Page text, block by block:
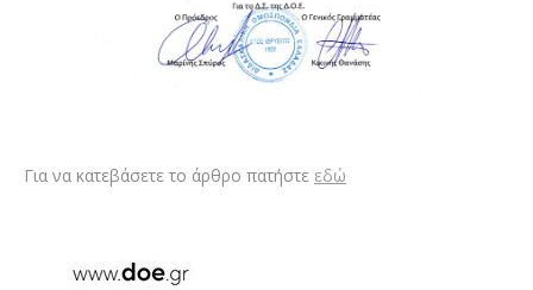
Για να κατεβάσετε το άρθρο πατήστε εδώ